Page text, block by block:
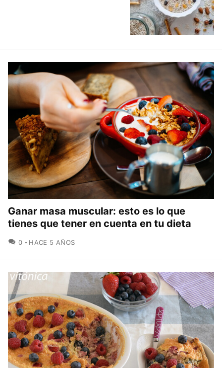
Ganar masa muscular: esto es lo que
tienes que tener en cuenta en tu dieta
0 COMENTARIOS
HACE 5 AÑOS